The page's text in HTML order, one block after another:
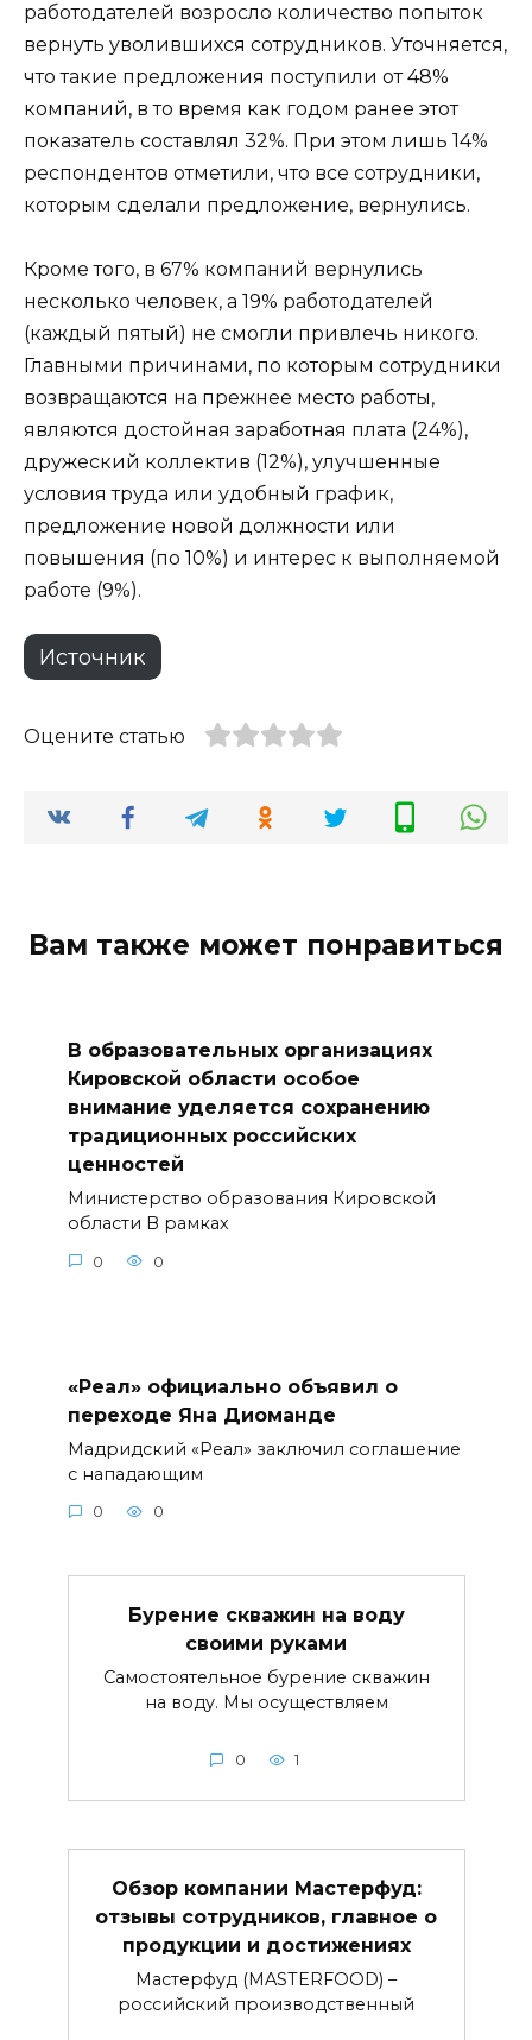
работодателей возросло количество попыток
вернуть уволившихся сотрудников. Уточняется,
что такие предложения поступили от 48%
компаний, в то время как годом ранее этот
показатель составлял 32%. При этом лишь 14%
респондентов отметили, что все сотрудники,
которым сделали предложение, вернулись.
Кроме того, в 67% компаний вернулись
несколько человек, а 19% работодателей
(каждый пятый) не смогли привлечь никого.
Главными причинами, по которым сотрудники
возвращаются на прежнее место работы,
являются достойная заработная плата (24%),
дружеский коллектив (12%), улучшенные
условия труда или удобный график,
предложение новой должности или
повышения (по 10%) и интерес к выполняемой
работе (9%).
Источник
Оцените статью
Вам также может понравиться
В образовательных организациях
Кировской области особое
внимание уделяется сохранению
традиционных российских
ценностей
Министерство образования Кировской
области В рамках
0 0
«Реал» официально объявил о
переходе Яна Диоманде
Мадридский «Реал» заключил соглашение
с нападающим
0 0
Бурение скважин на воду
своими руками
Самостоятельное бурение скважин
на воду. Мы осуществляем
0 1
Обзор компании Мастерфуд:
отзывы сотрудников, главное о
продукции и достижениях
Мастерфуд (MASTERFOOD) –
российский производственный